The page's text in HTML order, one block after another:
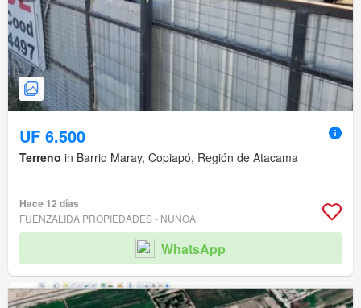
UF 6.500
Terreno in Barrio Maray, Copiapó, Región de Atacama
Hace 12 días
FUENZALIDA PROPIEDADES - ÑUÑOA
WhatsApp